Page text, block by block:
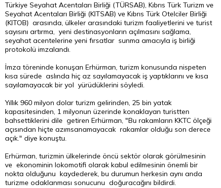
Türkiye Seyahat Acentaları Birliği (TÜRSAB), Kıbrıs Türk Turizm ve
Seyahat Acentaları Birliği (KITSAB) ve Kıbrıs Türk Otelciler Birliği
(KITOB) arasında, ülkeler arasındaki turizm faaliyetlerini ve turist
sayısını artırma, yeni destinasyonların açılmasını sağlama,
seyahat acentelerine yeni fırsatlar sunma amacıyla iş birliği
protokolü imzalandı.
İmza töreninde konuşan Erhürman, turizm konusunda nispeten
kısa sürede aslında hiç az sayılamayacak iş yaptıklarını ve kısa
sayılamayacak bir yol yürüdüklerini söyledi.
Yıllık 960 milyon dolar turizm gelirinden, 25 bin yatak
kapasitesinden, 1 milyonun üzerinde konaklayan turistten
bahsettiklerini dile getiren Erhürman, "Bu rakamların KKTC ölçeği
açısından hiçte azımsanamayacak rakamlar olduğu son derece
açık." diye konuştu.
Erhürman, turizmin ülkelerinde öncü sektör olarak görülmesinin
ve ekonominin lokomotifi olarak kabul edilmesinin önemli bir
nokta olduğunu kaydederek, bu durumun herkesin aynı anda
turizme odaklanması sonucunu doğuracağını bildirdi.